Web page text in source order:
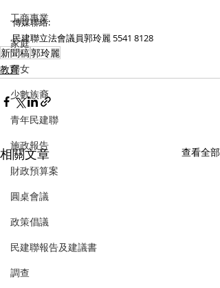
工商專業
家庭
婦女
少數族裔
青年民建聯
施政報告
財政預算案
圓桌會議
政策倡議
民建聯報告及建議書
調查
傳媒聯絡:
民建聯立法會議員郭玲麗 5541 8128
新聞稿郭玲麗
教育
相關文章 查看全部